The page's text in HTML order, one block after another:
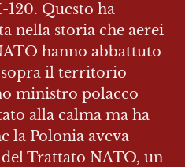
Questo ha
nella storia che aerei
hanno abbattuto
sopra il territorio
ministro polacco
alla calma ma ha
la Polonia aveva
Trattato NATO, un